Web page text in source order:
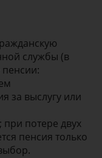
службы (в
пенсии:
за выслугу или
потере двух
пенсия только